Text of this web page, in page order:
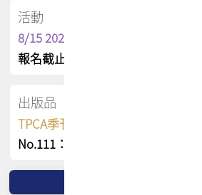
活動
8/15 2026 TPCA健康盃保齡球聯誼
報名截止日 : 8/3 活動日期 : 8/15
出版品
TPCA季刊 FREE 線上版
No.111：PCB全球風險布局與韌性